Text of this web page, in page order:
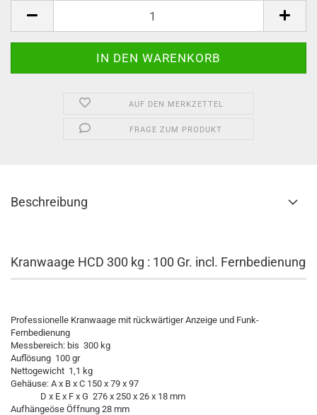
AUF DEN MERKZETTEL
FRAGE ZUM PRODUKT
Beschreibung
Kranwaage HCD 300 kg : 100 Gr. incl. Fernbedienung
Professionelle Kranwaage mit rückwärtiger Anzeige und Funk-
Fernbedienung
Messbereich: bis 300 kg
Auflösung 100 gr
Nettogewicht 1,1 kg
Gehäuse: A x B x C 150 x 79 x 97
D x E x F x G 276 x 250 x 26 x 18 mm
Aufhängeöse Öffnung 28 mm